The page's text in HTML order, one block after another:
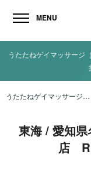
MENU
うたたねゲイマッサージ
うたたねゲイマッサージ全国ナビ TOP
東海 / 愛知
店